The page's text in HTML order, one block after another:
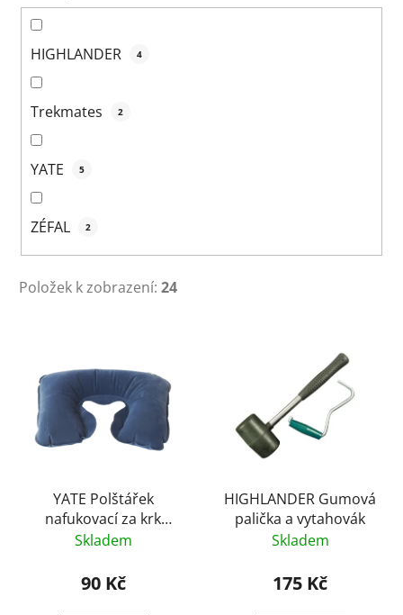
HIGHLANDER 4
Trekmates 2
YATE 5
ZÉFAL 2
Položek k zobrazení: 24
YATE Polštářek
nafukovací za krk
modrý
Skladem
90 Kč
HIGHLANDER Gumová
palička a vytahovák
Skladem
175 Kč